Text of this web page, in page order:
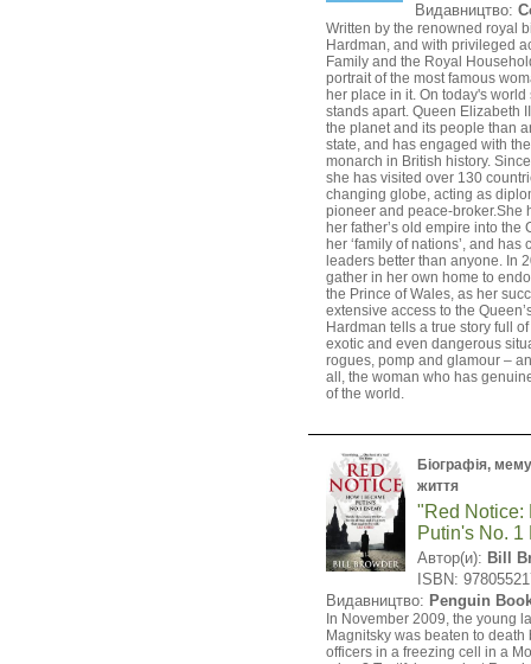
Видавництво:
Written by the renowned royal
Hardman, and with privileged
Family and the Royal
portrait of the most famous
her place in it. On today's
stands apart. Queen Elizabeth
the planet and its people than
state, and has engaged with
monarch in British history.
she has visited over 130
changing globe, acting as
pioneer and peace-broker.She
her father’s old empire into the
her ‘family of nations’, and has
leaders better than anyone. In
gather in her own home to
the Prince of Wales, as her
extensive access to the
Hardman tells a true story full
exotic and even dangerous
rogues, pomp and glamour –
all, the woman who has
of the world.
Біографія,
життя
"Red Notice:
Putin's No. 1
Автор(и): Bill
ISBN:
Видавництво: Penguin
In November 2009, the young
Magnitsky was beaten to death
officers in a freezing cell in a